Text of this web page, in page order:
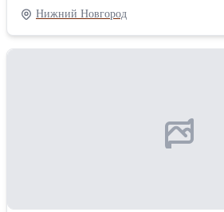
топливные секцыи, вискомуфты,
компрессора , проводка, радиаторы,
поршня, шатуны, распредвалы, гуры, балк и передние-
Нижний Новгород